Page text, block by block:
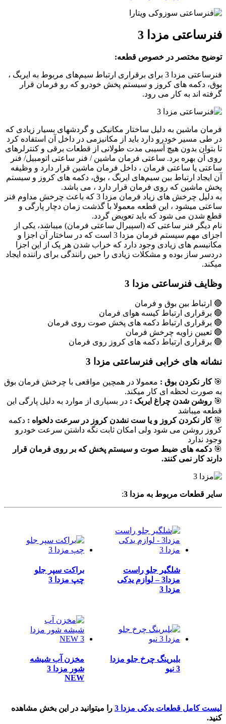
فنرساعتی مزدا 3
توضیح مختصر در خصوص قطعه:
فنرساعتی مزدا 3 برای برقراری ارتباط سیم‌های مربوط به ایربگ ،
بوق، دکمه های کروز و سیستم پخش خودرو که رو فرمان قرار
گرفته اند به کار می رود.
فرمان ماشین به دلیل ساختار مکانیکی و گردشهای بسیار زیادی که
در طی مسیر خودرو دارد باید از مکانیزمی در داخل آن استفاده کرد
تا بتوان بدون هیچ آسیبی مدت طولانی از قطعات برقی و کنترلرهای
روی آن بهره برد. ساعتی فرمان ماشین / فنر ساعتی اتومبیل/ فنر
ساعتی یا ساعتی فرمان ، داخل فرمان ماشین قرار دارد و وظیفه
آن ایجاد ارتباط بین سیم‌های ایربگ ، بوق، دکمه های کروز و سیستم
پخش ماشین که روی فرمان قرار دارد ، می باشد.
به دلیل چرخش های زیاد فرمان مزدا 3 که باعث چرخش مداوم فنر
ساعتی میشود ، این قطعه معمولا با گذشت زمان دچار پارگی و
قطع شدن می شود که باید تعویض گردد.
نام دیگر فنر ساعتی که (اسپیرال ساعتی فرمان) میباشد، یکی از
اجزای مهم سیستم فرمان مزدا 3 است که در ساختار آن اجزا و
مکانیسم های زیادی وجود دارد که خراب شدن هر یک از این اجزا
دردسر ساز بوده و مشکلات زیادی را حین رانندگی برای راننده ایجاد
میکند.
وظایف فنرساعتی مزدا 3
🔴 ارتباط بین بوق و فرمان
🔴 برقراری ارتباط کیسه هوای فرمان
🔴 برقراری ارتباط دکمه های پخش صوت روی فرمان
🔴 تعیین زاویه چرخش فرمان
🔴 برقراری ارتباط دکمه های کروز روی فرمان
نشانه های خرابی فنرساعتی مزدا 3
🎯کار نکردن بوق : معمولا در همچین مواقعی با چرخش فرمان بوق
به صورت لحظه ای کار میکند.
🎯 روشن شدن چراغ ایربک : در بسیاری از موارد به دلیل پارگی این
قطعه میباشد
🎯کار نکردن کروز و یا ست نشدن کروز در سرعت دلخواه : دکمه
کروز روشن می شود ولی امکان ثابت نگه داشتن سرعت خودرو
وجود ندارد
🎯 دکمه های ضبط صوت و سیستم پخش که بر روی فرمان قرار
دارند کار نمی کنند.
سایر قطعات مربوط به مزدا 3 :
شلگیر جلو راست
مزدا3 – لوازم یدکی
مزدا 3
براکت سپر جلو
چپ مزدا 3
بلبرینگ چرخ جلو مزدا
3 نیو
مخزن آب شیشه
شور مزدا 3
NEW
لیست کامل قطعات یدکی مزدا 3
را میتوانید در این بخش مشاهده
کنید.